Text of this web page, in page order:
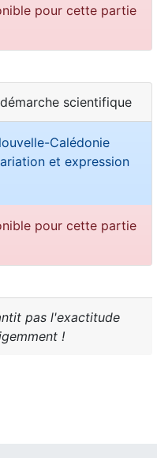
pour cette partie
scientifique
Calédonie
et expression
pour cette partie
pas l'exactitude
!